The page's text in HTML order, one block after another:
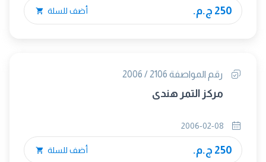
250 ج.م. أضف للسلة
رقم المواصفة 2106 / 2006
مركز التمر هندى
250 ج.م. أضف للسلة